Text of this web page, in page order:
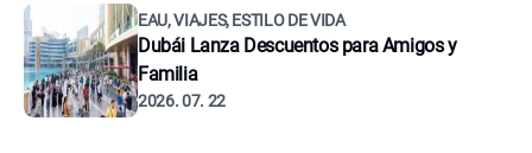
EAU, VIAJES, ESTILO DE VIDA
Dubái Lanza Descuentos para Amigos y
Familia
2026. 07. 22